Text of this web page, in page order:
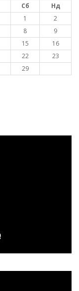
Сб
Нд
1
2
8
9
15
16
22
23
29